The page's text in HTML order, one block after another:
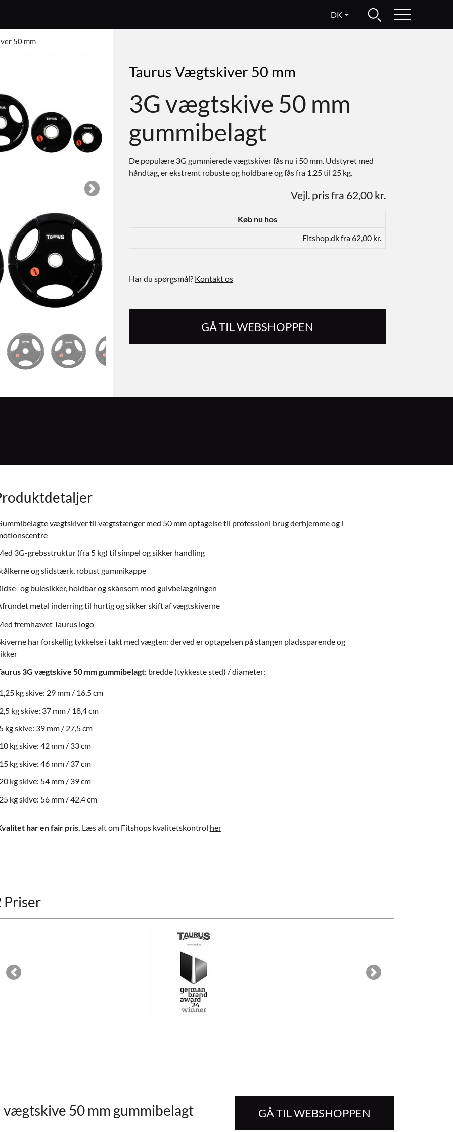
DK
50 mm
Next
Taurus Vægtskiver 50 mm
3G vægtskive 50 mm
gummibelagt
De populære 3G gummierede vægtskiver fås nu i 50 mm. Udstyret med
håndtag, er ekstremt robuste og holdbare og fås fra 1,25 til 25 kg.
Vejl. pris fra 62,00 kr.
Køb nu hos
Fitshop.dk fra 62,00 kr.
Har du spørgsmål? Kontakt os
GÅ TIL WEBSHOPPEN
vægtskiver til vægtstænger med 50 mm optagelse til professionl brug derhjemme og i
3G-grebsstruktur (fra 5 kg) til simpel og sikker handling
og slidstærk, robust gummikappe
og bulesikker, holdbar og skånsom mod gulvbelægningen
metal inderring til hurtig og sikker skift af vægtskiverne
fremhævet Taurus logo
har forskellig tykkelse i takt med vægten: derved er optagelsen på stangen pladssparende og
3G vægtskive 50 mm gummibelagt: bredde (tykkeste sted) / diameter:
kg skive: 29 mm / 16,5 cm
kg skive: 37 mm / 18,4 cm
kg skive: 39 mm / 27,5 cm
kg skive: 42 mm / 33 cm
kg skive: 46 mm / 37 cm
kg skive: 54 mm / 39 cm
kg skive: 56 mm / 42,4 cm
har en fair pris. Læs alt om Fitshops kvalitetskontrol her
Priser
Previous Next
vægtskive 50 mm gummibelagt GÅ TIL WEBSHOPPEN